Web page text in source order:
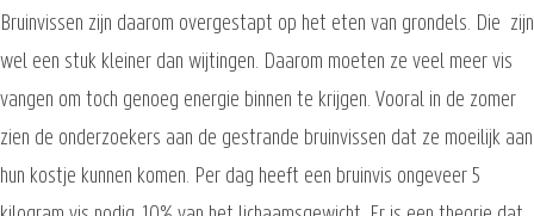
Bruinvissen zijn daarom overgestapt op het eten van grondels. Die zijn
wel een stuk kleiner dan wijtingen. Daarom moeten ze veel meer vis
vangen om toch genoeg energie binnen te krijgen. Vooral in de zomer
zien de onderzoekers aan de gestrande bruinvissen dat ze moeilijk aan
hun kostje kunnen komen. Per dag heeft een bruinvis ongeveer 5